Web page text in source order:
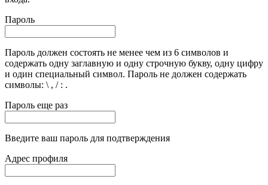
Пароль
Пароль должен состоять не менее чем из 6 символов и
содержать одну заглавную и одну строчную букву, одну цифру
и один специальный символ. Пароль не должен содержать
символы: \ , / : .
Пароль еще раз
Введите ваш пароль для подтверждения
Адрес профиля